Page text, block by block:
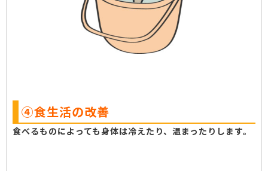
④食生活の改善
食べるものによっても身体は冷えたり、温まったりします。